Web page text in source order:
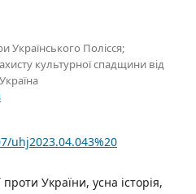
Українського Полісся;
культурної спадщини від
uhj2023.04.043%20
проти України, усна історія,